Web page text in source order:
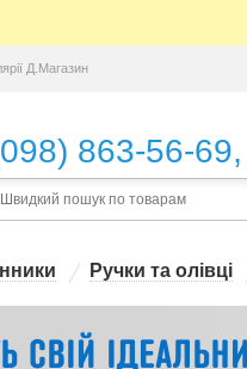
Д.Магазин
863-56-69,
Ручки та олівці